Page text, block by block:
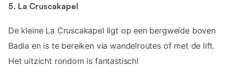
5. La Cruscakapel
De kleine La Cruscakapel ligt op een bergweide boven
Badia en is te bereiken via wandelroutes of met de lift.
Het uitzicht rondom is fantastisch!